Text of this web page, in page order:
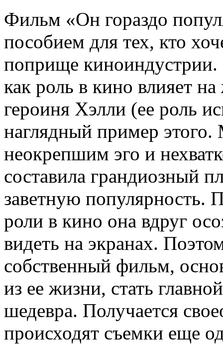
Фильм «Он гораздо
пособием для тех, кто
поприще
как роль в кино влияет
героиня Хэлли (ее роль
наглядный пример
неокрепшим эго и
составила грандиозный
заветную популярность.
роли в кино она вдруг
видеть на экранах.
собственный фильм,
из ее жизни, стать
шедевра. Получается
происходят съемки еще